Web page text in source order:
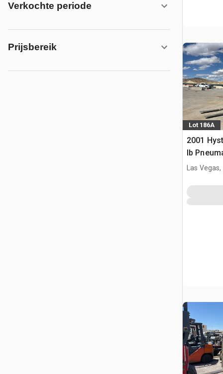
Verkochte periode
Prijsbereik
Lot 186A
2001
lb
Las Vegas,